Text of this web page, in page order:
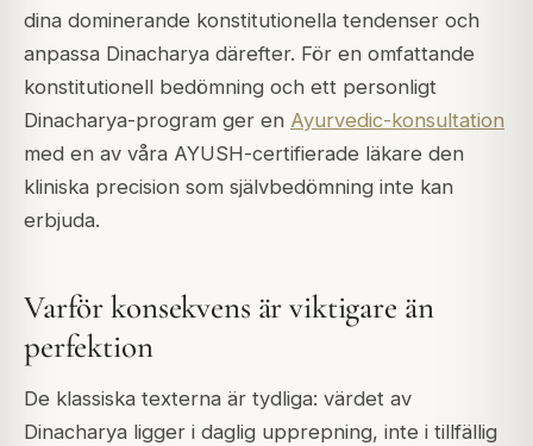
dina dominerande konstitutionella tendenser och
anpassa Dinacharya därefter. För en omfattande
konstitutionell bedömning och ett personligt
Dinacharya-program ger en Ayurvedic-konsultation
med en av våra AYUSH-certifierade läkare den
kliniska precision som självbedömning inte kan
erbjuda.
Varför konsekvens är viktigare än
perfektion
De klassiska texterna är tydliga: värdet av
Dinacharya ligger i daglig upprepning, inte i tillfällig